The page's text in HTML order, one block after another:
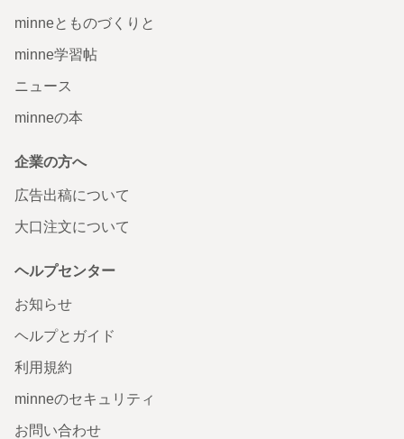
minneとものづくりと
minne学習帖
ニュース
minneの本
企業の方へ
広告出稿について
大口注文について
ヘルプセンター
お知らせ
ヘルプとガイド
利用規約
minneのセキュリティ
お問い合わせ